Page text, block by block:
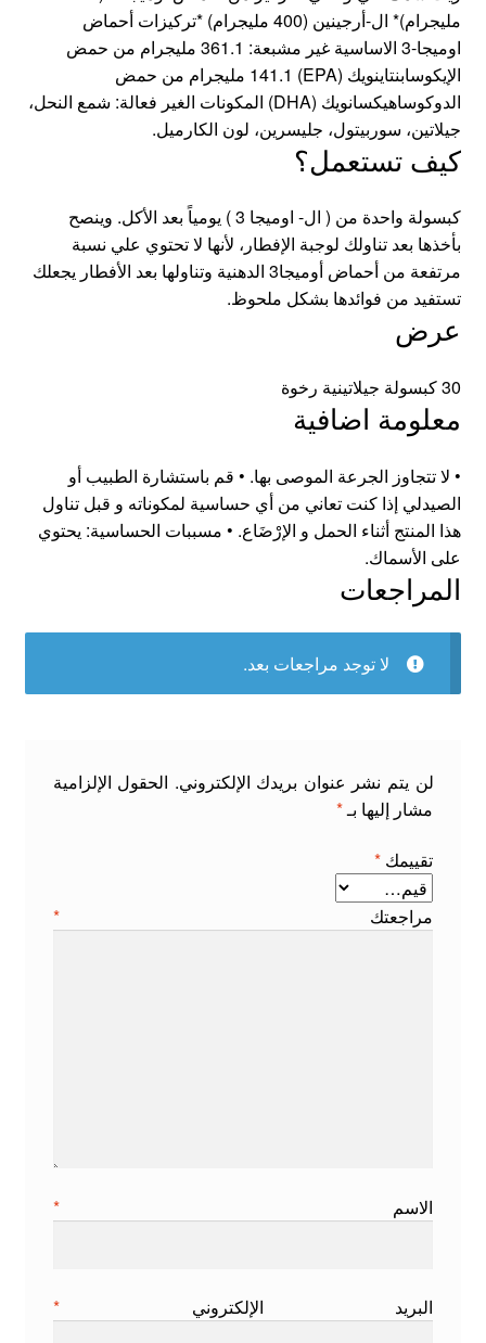
مليجرام)* ال-أرجينين (400 مليجرام) *تركيزات أحماض
اوميجا-3 الاساسية غير مشبعة: 361.1 مليجرام من حمض
الإيكوسابنتاينويك (EPA) 141.1 مليجرام من حمض
الدوكوساهيكسانويك (DHA) المكونات الغير فعالة: شمع النحل،
جيلاتين، سوربيتول، جليسرين، لون الكارميل.
كيف تستعمل؟
كبسولة واحدة من ( ال- اوميجا 3 ) يومياً بعد الأكل. وينصح
بأخذها بعد تناولك لوجبة الإفطار، لأنها لا تحتوي علي نسبة
مرتفعة من أحماض أوميجا3 الدهنية وتناولها بعد الأفطار يجعلك
تستفيد من فوائدها بشكل ملحوظ.
عرض
30 كبسولة جيلاتينية رخوة
معلومة اضافية
• لا تتجاوز الجرعة الموصى بها. • قم باستشارة الطبيب أو
الصيدلي إذا كنت تعاني من أي حساسية لمكوناته و قبل تناول
هذا المنتج أثناء الحمل و الإرْضَاع. • مسببات الحساسية: يحتوي
على الأسماك.
المراجعات
لا توجد مراجعات بعد.
لن يتم نشر عنوان بريدك الإلكتروني. الحقول الإلزامية
مشار إليها بـ*
تقييمك *
مراجعتك*
الاسم*
البريد الإلكتروني*